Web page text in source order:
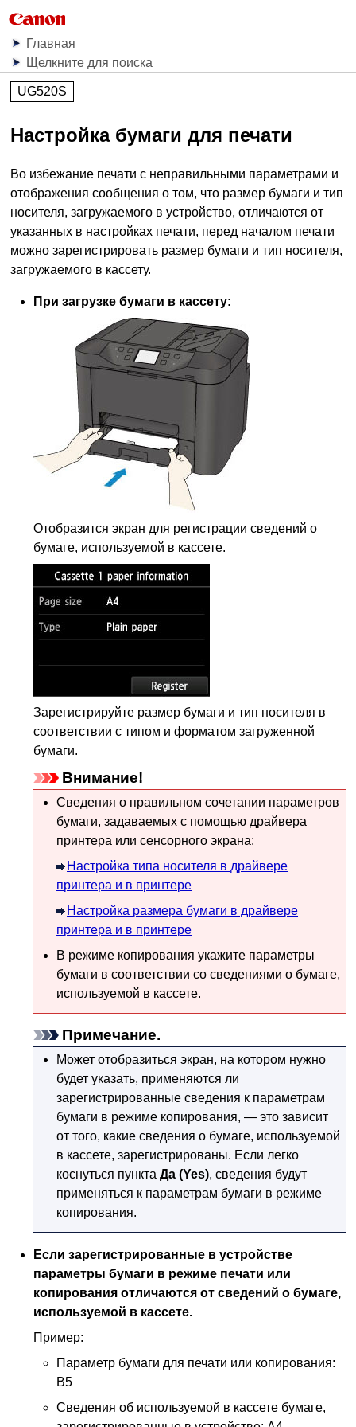
Главная
Щелкните для поиска
UG520S
Настройка бумаги для печати
Во избежание печати с неправильными параметрами и
отображения сообщения о том, что размер бумаги и тип
носителя, загружаемого вустройство, отличаются от
указанных в настройках печати, перед началом печати
можно зарегистрировать размер бумаги и тип носителя,
загружаемого в кассету.
При загрузке бумаги в кассету:
Отобразится экран для регистрации сведений о
бумаге, используемой в кассете.
Зарегистрируйте размер бумаги и тип носителя в
соответствии с типом и форматом загруженной
бумаги.
Внимание!
Сведения о правильном сочетании параметров
бумаги, задаваемых с помощью драйвера
принтера илисенсорного экрана:
Настройка типа носителя в драйвере
принтера и в принтере
Настройка размера бумаги в драйвере
принтера и в принтере
В режиме копирования укажите параметры
бумаги в соответствии со сведениями о бумаге,
используемой в кассете.
Примечание.
Может отобразиться экран, на котором нужно
будет указать, применяются ли
зарегистрированные сведения к параметрам
бумаги в режиме копирования, — это зависит
от того, какие сведения о бумаге, используемой
в кассете, зарегистрированы. Если легко
коснуться пунктаДа (Yes), сведения будут
применяться к параметрам бумаги в режиме
копирования.
Если зарегистрированные вустройстве
параметры бумаги в режиме печати или
копирования отличаются от сведений о бумаге,
используемой в кассете.
Пример:
Параметр бумаги для печати или копирования:
B5
Сведения об используемой в кассете бумаге,